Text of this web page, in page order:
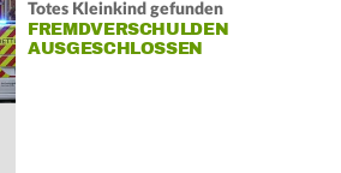
Totes Kleinkind gefunden
FREMDVERSCHULDEN
AUSGESCHLOSSEN